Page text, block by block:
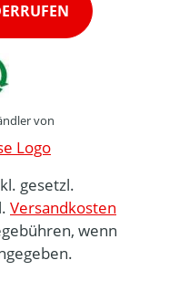
von
gesetzl.
Versandkosten
wenn